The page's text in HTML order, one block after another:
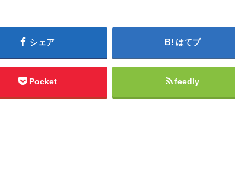
シェア はてブ
Pocket feedly